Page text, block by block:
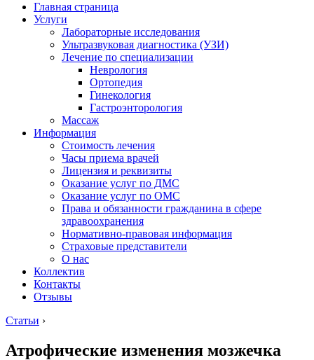
Главная страница
Услуги
Лабораторные исследования
Ультразвуковая диагностика (УЗИ)
Лечение по специализации
Неврология
Ортопедия
Гинекология
Гастроэнторология
Массаж
Информация
Стоимость лечения
Часы приема врачей
Лицензия и реквизиты
Оказание услуг по ДМС
Оказание услуг по ОМС
Права и обязанности гражданина в сфере
здравоохранения
Нормативно-правовая информация
Страховые представители
О нас
Коллектив
Контакты
Отзывы
Статьи ›
Атрофические изменения мозжечка